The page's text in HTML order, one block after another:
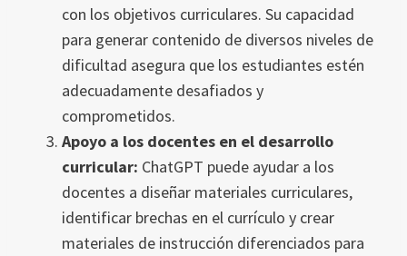
con los objetivos curriculares. Su capacidad
para generar contenido de diversos niveles de
dificultad asegura que los estudiantes estén
adecuadamente desafiados y
comprometidos.
Apoyo a los docentes en el desarrollo
curricular: ChatGPT puede ayudar a los
docentes a diseñar materiales curriculares,
identificar brechas en el currículo y crear
materiales de instrucción diferenciados para